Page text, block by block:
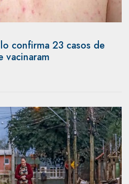
confirma 23 casos de
vacinaram